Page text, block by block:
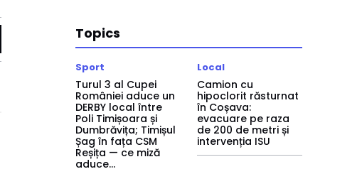
Topics
Sport
Turul 3 al Cupei
României aduce un
DERBY local între
Poli Timișoara și
Dumbrăvița; Timișul
Șag în fața CSM
Reșița — ce miză
aduce...
Local
Camion cu
hipoclorit răsturnat
în Coșava:
evacuare pe raza
de 200 de metri și
intervenția ISU